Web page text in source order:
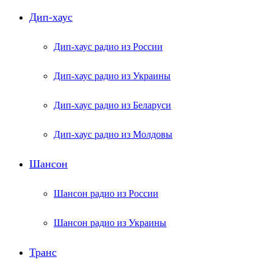
Дип-хаус
Дип-хаус радио из России
Дип-хаус радио из Украины
Дип-хаус радио из Беларуси
Дип-хаус радио из Молдовы
Шансон
Шансон радио из России
Шансон радио из Украины
Транс